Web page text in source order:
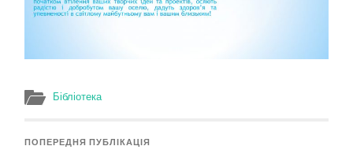
Бібліотека
ПОПЕРЕДНЯ ПУБЛІКАЦІЯ